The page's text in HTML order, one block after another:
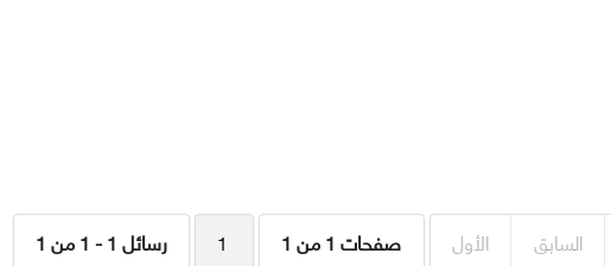
رسائل 1 - 1 من 1 1 صفحات 1 من 1 الأول السابق